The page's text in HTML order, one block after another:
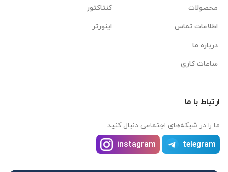
محصولات
اطلاعات تماس
درباره ما
ساعات کاری
کنتاکتور
اینورتر
ارتباط با ما
ما را در شبکه‌های اجتماعی دنبال کنید
telegram
instagram